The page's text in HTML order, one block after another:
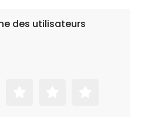
des utilisateurs